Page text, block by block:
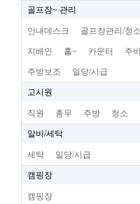
골프장~ 관리
안내데스크 골프장관리/청소
지배인 홀~ 카운터 주
주방보조 일당/시급
고시원
직원 총무 주방 청소
알바/세탁
세탁 일당/시급
캠핑장
캠핑장